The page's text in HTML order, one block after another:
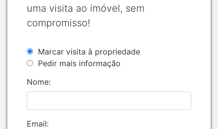
uma visita ao imóvel, sem
compromisso!
Marcar visita à propriedade
Pedir mais informação
Nome:
Email: